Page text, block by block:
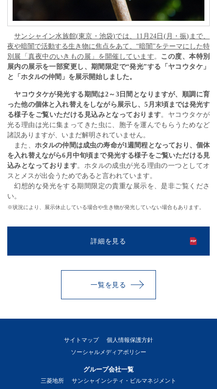
サンシャイン水族館(東京・池袋)では、 11 月 24 日 ( 月・振) まで、
夜や暗闇で活動する生き物に焦点をあて、 “暗闇”をテーマにした特
別展
「真夜中のいきもの 展 」を開催 しています 。 この度、本特別
展内の展示を一部変更し、期間限定で“発光”する「ヤコウタケ」
と「ホタルの仲間」を展示開始しました。
ヤコウタケが発光する期間は2～ 3日間となりますが、順調に育
った他の個体と入れ替えをしながら展示し、5 月末頃までは発光す
る様子をご覧いただける見込みとなっております。ヤコウタケが
光る理由は光に集まってきた虫に、胞子を運んでもらうためなど
諸説ありますが、いまだ解明されていません。
また、 ホタルの仲間は成虫の寿命が1 週間程となっており、個体
を入れ替えながら6 月中旬頃まで発光する様子をご覧いただける見
込みとなっております。ホタルの成虫が光る理由の一つとしてオ
スとメスが出会うためであると言われています。
幻想的な発光をする期間限定の貴重な展示を、是非ご覧くださ
い。
※状況により、展示休止している場合や生き物が発光していない場合もあります。
詳細を見る
一覧を見る
サイトマップ
個人情報保護方針
ソーシャルメディアポリシー
グループ会社一覧
三菱地所
サンシャインシティ・ビルマネジメント